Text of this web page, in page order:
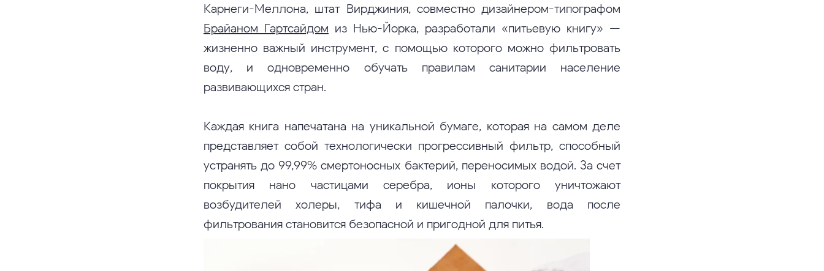
Карнеги-Меллона, штат Вирджиния, совместно дизайнером-типографом
Брайаном Гартсайдом из Нью-Йорка, разработали «питьевую книгу» —
жизненно важный инструмент, с помощью которого можно фильтровать
воду, и одновременно обучать правилам санитарии население
развивающихся стран.
Каждая книга напечатана на уникальной бумаге, которая на самом деле
представляет собой технологически прогрессивный фильтр, способный
устранять до 99,99% смертоносных бактерий, переносимых водой. За счет
покрытия нано частицами серебра, ионы которого уничтожают
возбудителей холеры, тифа и кишечной палочки, вода после
фильтрования становится безопасной и пригодной для питья.